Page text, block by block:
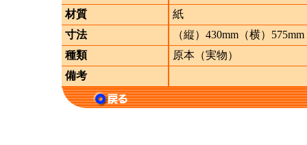
材質
紙
寸法
（縦）430mm（横）575mm
種類
原本（実物）
備考